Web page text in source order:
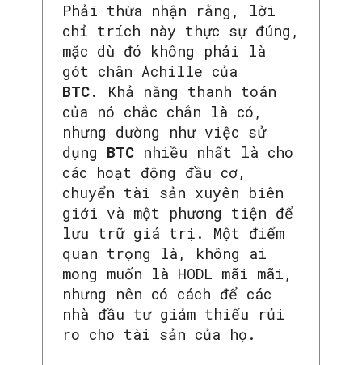
Phải thừa nhận rằng, lời
chỉ trích này thực sự đúng,
mặc dù đó không phải là
gót chân Achille của
BTC. Khả năng thanh toán
của nó chắc chắn là có,
nhưng dường như việc sử
dụng BTC nhiều nhất là cho
các hoạt động đầu cơ,
chuyển tài sản xuyên biên
giới và một phương tiện để
lưu trữ giá trị. Một điểm
quan trọng là, không ai
mong muốn là HODL mãi mãi,
nhưng nên có cách để các
nhà đầu tư giảm thiểu rủi
ro cho tài sản của họ.